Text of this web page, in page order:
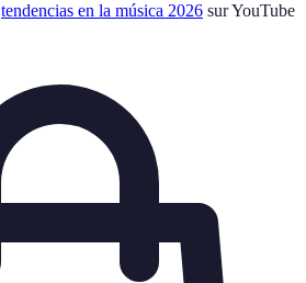
tendencias en la música 2026 sur YouTube